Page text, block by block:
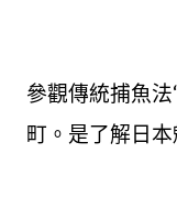
參觀傳統捕魚
町。是了解日